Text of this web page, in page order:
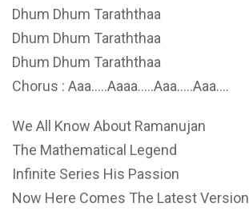
Dhum Dhum Taraththaa
Dhum Dhum Taraththaa
Dhum Dhum Taraththaa
Chorus : Aaa…..Aaaa…..Aaa…..Aaa….
We All Know About Ramanujan
The Mathematical Legend
Infinite Series His Passion
Now Here Comes The Latest Version